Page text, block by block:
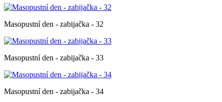
Masopustní den - zabijačka - 32
Masopustní den - zabijačka - 33
Masopustní den - zabijačka - 34